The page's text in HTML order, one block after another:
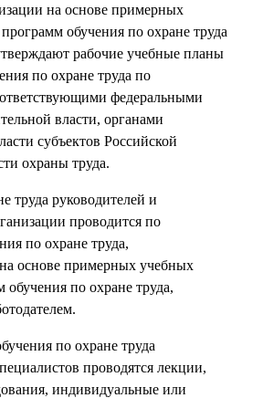
на основе примерных
обучения по охране труда
рабочие учебные планы
по охране труда по
федеральными
власти, органами
субъектов Российской
охраны труда.
труда руководителей и
проводится по
по охране труда,
основе примерных учебных
по охране труда,
по охране труда
проводятся лекции,
индивидуальные или